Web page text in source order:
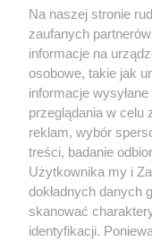
1 / 15
Kiwon fot
Roman
Kiwon
Wydawca mediów
Nie zapomnij
zapoznać się z:
polityką
Twojemiasto
Piekary Śląskie
Chorzów
Tarnowskie Góry
Na naszej stronie
zaufanych
informacje na
osobowe, takie jak
informacje
przeglądania w celu
reklam, wybór
treści, badanie
Użytkownika my i
dokładnych danych
skanować
identyfikacji.